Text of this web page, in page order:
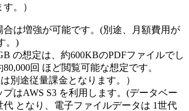
す。）
合は増強が可能です。(別途、月額費用が
。)
の想定は、約600KBのPDFファイルでし
回 ほど閲覧可能な想定です。
は別途従量課金となります。）
プはAWS S3 を利用します。(データベー
代 となり、電子ファイルデータは 1世代